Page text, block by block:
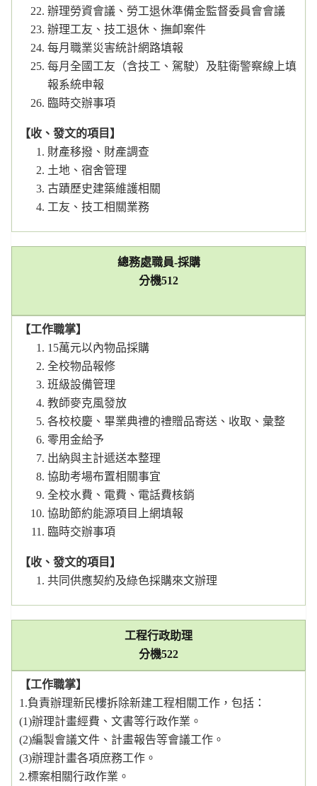
辦理勞資會議、勞工退休準備金監督委員會會議
辦理工友、技工退休、撫卹案件
每月職業災害統計網路填報
每月全國工友（含技工、駕駛）及駐衛警察線上填
報系統申報
臨時交辦事項
【收、發文的項目】
財產移撥、財產調查
土地、宿舍管理
古蹟歷史建築維護相關
工友、技工相關業務
總務處職員-採購
分機512
【工作職掌】
15萬元以內物品採購
全校物品報修
班級設備管理
教師麥克風發放
各校校慶、畢業典禮的禮贈品寄送、收取、彙整
零用金給予
出納與主計遞送本整理
協助考場布置相關事宜
全校水費、電費、電話費核銷
協助節約能源項目上網填報
臨時交辦事項
【收、發文的項目】
共同供應契約及綠色採購來文辦理
工程行政助理
分機522
【工作職掌】
1.負責辦理新民樓拆除新建工程相關工作，包括：
(1)辦理計畫經費、文書等行政作業。
(2)編製會議文件、計畫報告等會議工作。
(3)辦理計畫各項庶務工作。
2.標案相關行政作業。